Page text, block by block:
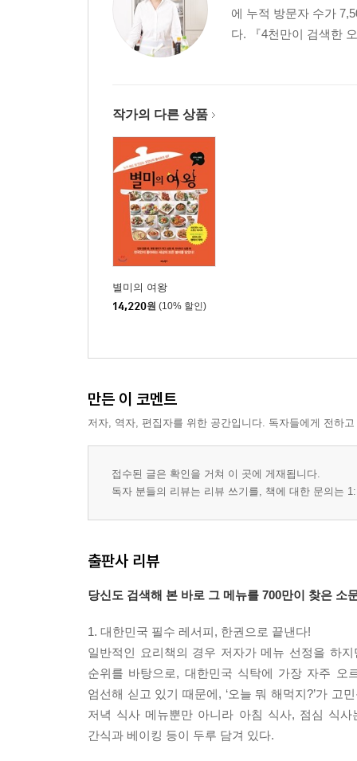
에 누적 방문자 수가
다. 『4천만이 검색한
작가의 다른 상품
별미의 여왕
14,220원 (10% 할인)
만든 이 코멘트
저자, 역자, 편집자를 위한 공간입니다. 독자들에게 전하
접수된 글은 확인을 거쳐 이 곳에 게재됩니다.
독자 분들의 리뷰는 리뷰 쓰기를, 책에 대한 문의는
출판사 리뷰
당신도 검색해 본 바로 그 메뉴를 700만이 찾은 소
1. 대한민국 필수 레서피, 한권으로 끝낸다!
일반적인 요리책의 경우 저자가 메뉴 선정을 하
순위를 바탕으로, 대한민국 식탁에 가장 자주 오
엄선해 싣고 있기 때문에, ‘오늘 뭐 해먹지?’가
저녁 식사 메뉴뿐만 아니라 아침 식사, 점심 식
간식과 베이킹 등이 두루 담겨 있다.